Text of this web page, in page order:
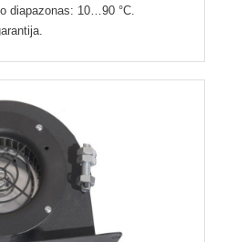
diapazonas: 10…90 °C.